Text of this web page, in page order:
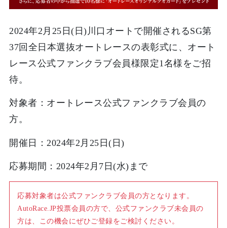
2024年2月25日(日)川口オートで開催されるSG第
37回全日本選抜オートレースの表彰式に、オート
レース公式ファンクラブ会員様限定1名様をご招
待。
対象者：オートレース公式ファンクラブ会員の
方。
開催日：2024年2月25日(日)
応募期間：2024年2月7日(水)まで
応募対象者は公式ファンクラブ会員の方となります。
AutoRace.JP投票会員の方で、公式ファンクラブ未会員の
方は、この機会にぜひご登録をご検討ください。